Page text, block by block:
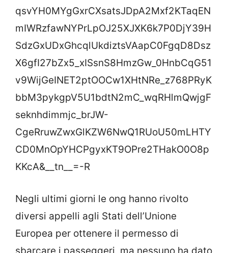
qsvYH0MYgGxrCXsatsJDpA2Mxf2KTaqEN
mIWRzfawNYPrLpOJ25XJXK6k7P0DjY39H
SdzGxUDxGhcqlUkdiztsVAapC0FgqD8Dsz
X6gfI27bZx5_xISsnS8HmzGw_0HnbCqG51
v9WijGeINET2ptOOCw1XHtNRe_z768PRyK
bbM3pykgpV5U1bdtN2mC_wqRHlmQwjgF
seknhdimmjc_brJW-
CgeRruwZwxGlKZW6NwQ1RUoU50mLHTY
CD0MnOpYHCPgyxKT9OPre2THakO0O8p
KKcA&__tn__=-R
Negli ultimi giorni le ong hanno rivolto
diversi appelli agli Stati dell’Unione
Europea per ottenere il permesso di
sbarcare i passeggeri, ma nessuno ha dato